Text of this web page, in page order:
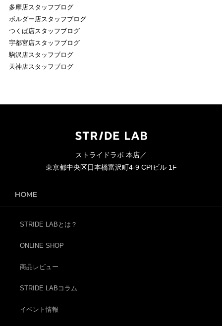
多摩店スタッフブログ
ボルダー店スタッフブログ
つくば店スタッフブログ
宇都宮店スタッフブログ
駒沢店スタッフブログ
天神店スタッフブログ
ストライドラボ 本店／
東京都中央区日本橋富沢町4-9 CPIビル 1F
HOME
STRIDE LABとは？
ONLINE SHOP
商品レビュー
STRIDE LABコラム
イベント情報